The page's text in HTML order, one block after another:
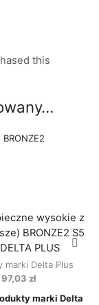
this
wysokie z
BRONZE2 S5
PLUS
marki Delta Plus
97,03 zł
marki Delta